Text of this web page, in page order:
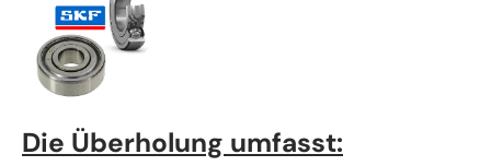
Die Überholung umfasst: